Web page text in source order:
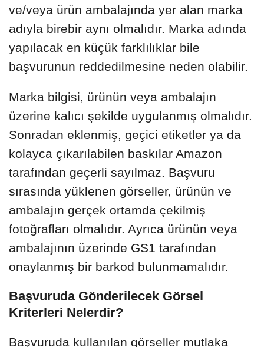
ve/veya ürün ambalajında yer alan marka
adıyla birebir aynı olmalıdır. Marka adında
yapılacak en küçük farklılıklar bile
başvurunun reddedilmesine neden olabilir.
Marka bilgisi, ürünün veya ambalajın
üzerine kalıcı şekilde uygulanmış olmalıdır.
Sonradan eklenmiş, geçici etiketler ya da
kolayca çıkarılabilen baskılar Amazon
tarafından geçerli sayılmaz. Başvuru
sırasında yüklenen görseller, ürünün ve
ambalajın gerçek ortamda çekilmiş
fotoğrafları olmalıdır. Ayrıca ürünün veya
ambalajının üzerinde GS1 tarafından
onaylanmış bir barkod bulunmamalıdır.
Başvuruda Gönderilecek Görsel
Kriterleri Nelerdir?
Başvuruda kullanılan görseller mutlaka